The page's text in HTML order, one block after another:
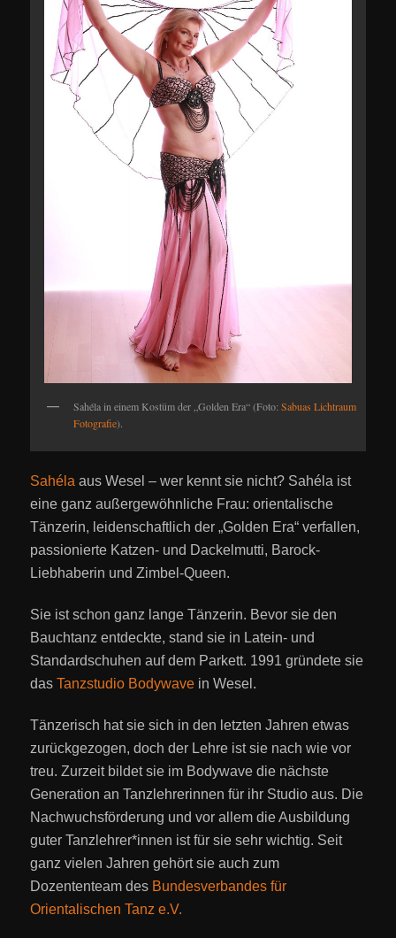
Sahéla in einem Kostüm der „Golden Era“ (Foto:Sabuas Lichtraum
Fotografie).
Sahéla aus Wesel – wer kennt sie nicht? Sahéla ist
eine ganz außergewöhnliche Frau: orientalische
Tänzerin, leidenschaftlich der „Golden Era“ verfallen,
passionierte Katzen- und Dackelmutti, Barock-
Liebhaberin und Zimbel-Queen.
Sie ist schon ganz lange Tänzerin. Bevor sie den
Bauchtanz entdeckte, stand sie in Latein- und
Standardschuhen auf dem Parkett. 1991 gründete sie
dasTanzstudio Bodywave in Wesel.
Tänzerisch hat sie sich in den letzten Jahren etwas
zurückgezogen, doch der Lehre ist sie nach wie vor
treu. Zurzeit bildet sie im Bodywave die nächste
Generation an Tanzlehrerinnen für ihr Studio aus. Die
Nachwuchsförderung und vor allem die Ausbildung
guter Tanzlehrer*innen ist für sie sehr wichtig. Seit
ganz vielen Jahren gehört sie auch zum
Dozententeam des Bundesverbandes für
Orientalischen Tanz e.V.